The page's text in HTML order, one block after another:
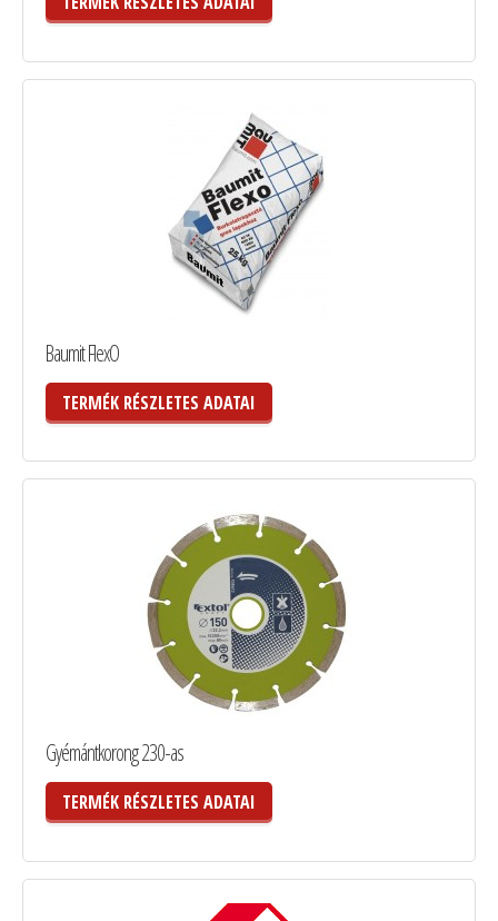
Baumit FlexO
TERMÉK RÉSZLETES ADATAI
Gyémántkorong 230-as
TERMÉK RÉSZLETES ADATAI